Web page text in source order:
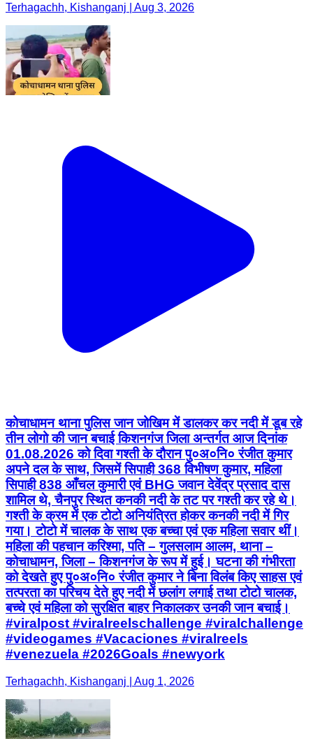
Terhagachh, Kishanganj | Aug 3, 2026
कोचाधामन थाना पुलिस जान जोखिम में डालकर कर नदी में डूब रहे
तीन लोगो की जान बचाई किशनगंज जिला अन्तर्गत आज दिनांक
01.08.2026 को दिवा गश्ती के दौरान पु०अ०नि० रंजीत कुमार
अपने दल के साथ, जिसमें सिपाही 368 विभीषण कुमार, महिला
सिपाही 838 आँचल कुमारी एवं BHG जवान देवेंद्र प्रसाद दास
शामिल थे, चैनपुर स्थित कनकी नदी के तट पर गश्ती कर रहे थे।
गश्ती के क्रम में एक टोटो अनियंत्रित होकर कनकी नदी में गिर
गया। टोटो में चालक के साथ एक बच्चा एवं एक महिला सवार थीं।
महिला की पहचान करिश्मा, पति – गुलसलाम आलम, थाना –
कोचाधामन, जिला – किशनगंज के रूप में हुई। घटना की गंभीरता
को देखते हुए पु०अ०नि० रंजीत कुमार ने बिना विलंब किए साहस एवं
तत्परता का परिचय देते हुए नदी में छलांग लगाई तथा टोटो चालक,
बच्चे एवं महिला को सुरक्षित बाहर निकालकर उनकी जान बचाई।
#viralpost #viralreelschallenge #viralchallenge
#videogames #Vacaciones #viralreels
#venezuela #2026Goals #newyork
Terhagachh, Kishanganj | Aug 1, 2026